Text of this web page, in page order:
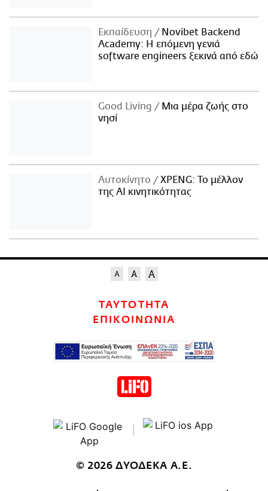
Εκπαίδευση
Novibet Backend
Academy: Η επόμενη γενιά
software engineers ξεκινά από εδώ
Good Living
Μια μέρα ζωής στο
νησί
Αυτοκίνητο
XPENG: Το μέλλον
της AI κινητικότητας
ΤΑΥΤΟΤΗΤΑ
ΕΠΙΚΟΙΝΩΝΙΑ
© 2026 ΔΥΟΔΕΚΑ Α.Ε.